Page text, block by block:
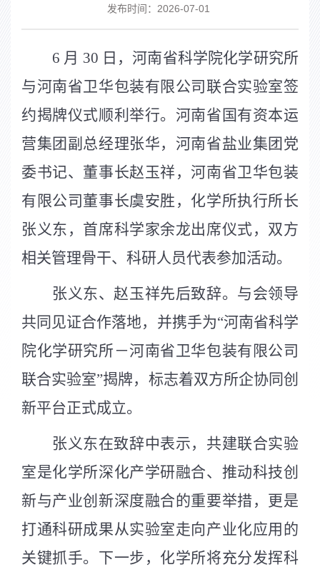
发布时间：2026-07-01
6 月 30 日，河南省科学院化学研究所
与河南省卫华包装有限公司联合实验室签
约揭牌仪式顺利举行。河南省国有资本运
营集团副总经理张华，河南省盐业集团党
委书记、董事长赵玉祥，河南省卫华包装
有限公司董事长虞安胜，化学所执行所长
张义东，首席科学家余龙出席仪式，双方
相关管理骨干、科研人员代表参加活动。
张义东、赵玉祥先后致辞。与会领导
共同见证合作落地，并携手为“河南省科学
院化学研究所－河南省卫华包装有限公司
联合实验室”揭牌，标志着双方所企协同创
新平台正式成立。
张义东在致辞中表示，共建联合实验
室是化学所深化产学研融合、推动科技创
新与产业创新深度融合的重要举措，更是
打通科研成果从实验室走向产业化应用的
关键抓手。下一步，化学所将充分发挥科